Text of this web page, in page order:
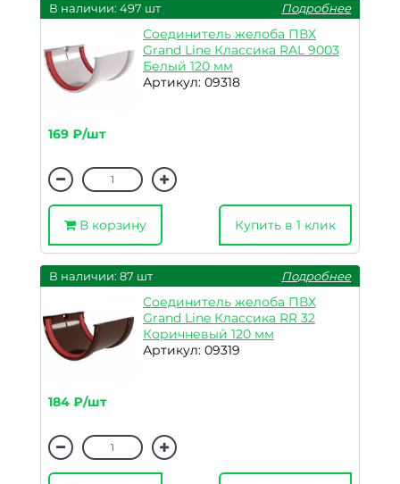
В наличии: 497 шт Подробнее
Соединитель желоба ПВХ
Grand Line Классика RAL 9003
Белый 120 мм
Артикул: 09318
169 ₽/шт
В корзину Купить в 1 клик
В наличии: 87 шт Подробнее
Соединитель желоба ПВХ
Grand Line Классика RR 32
Коричневый 120 мм
Артикул: 09319
184 ₽/шт